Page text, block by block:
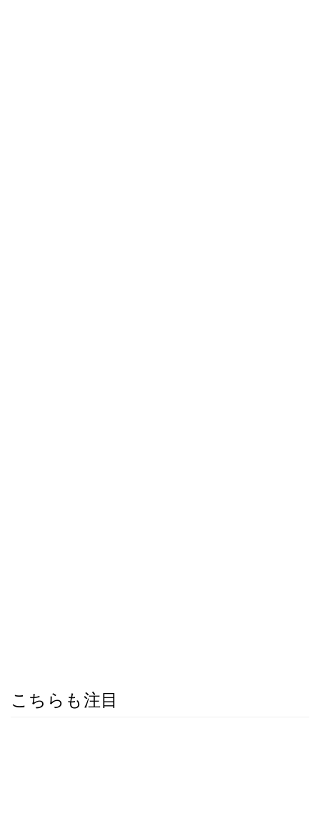
こちらも注目